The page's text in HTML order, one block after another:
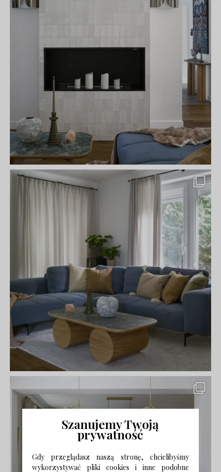
Szanujemy Twoją
prywatność
Gdy przeglądasz naszą stronę, chcielibyśmy
wykorzystywać pliki cookies i inne podobne